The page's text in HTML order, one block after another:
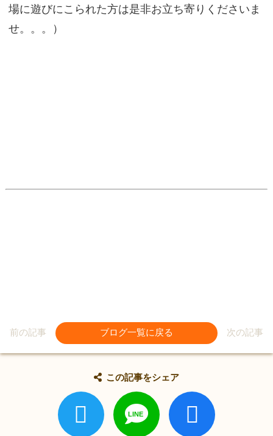
場に遊びにこられた方は是非お立ち寄りくださいま
せ。。。）
前の記事 ブログ一覧に戻る 次の記事
この記事をシェア